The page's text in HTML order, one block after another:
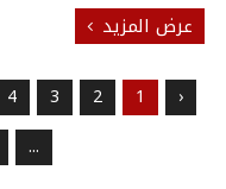
عرض المزيد
‹
1
2
3
4
...